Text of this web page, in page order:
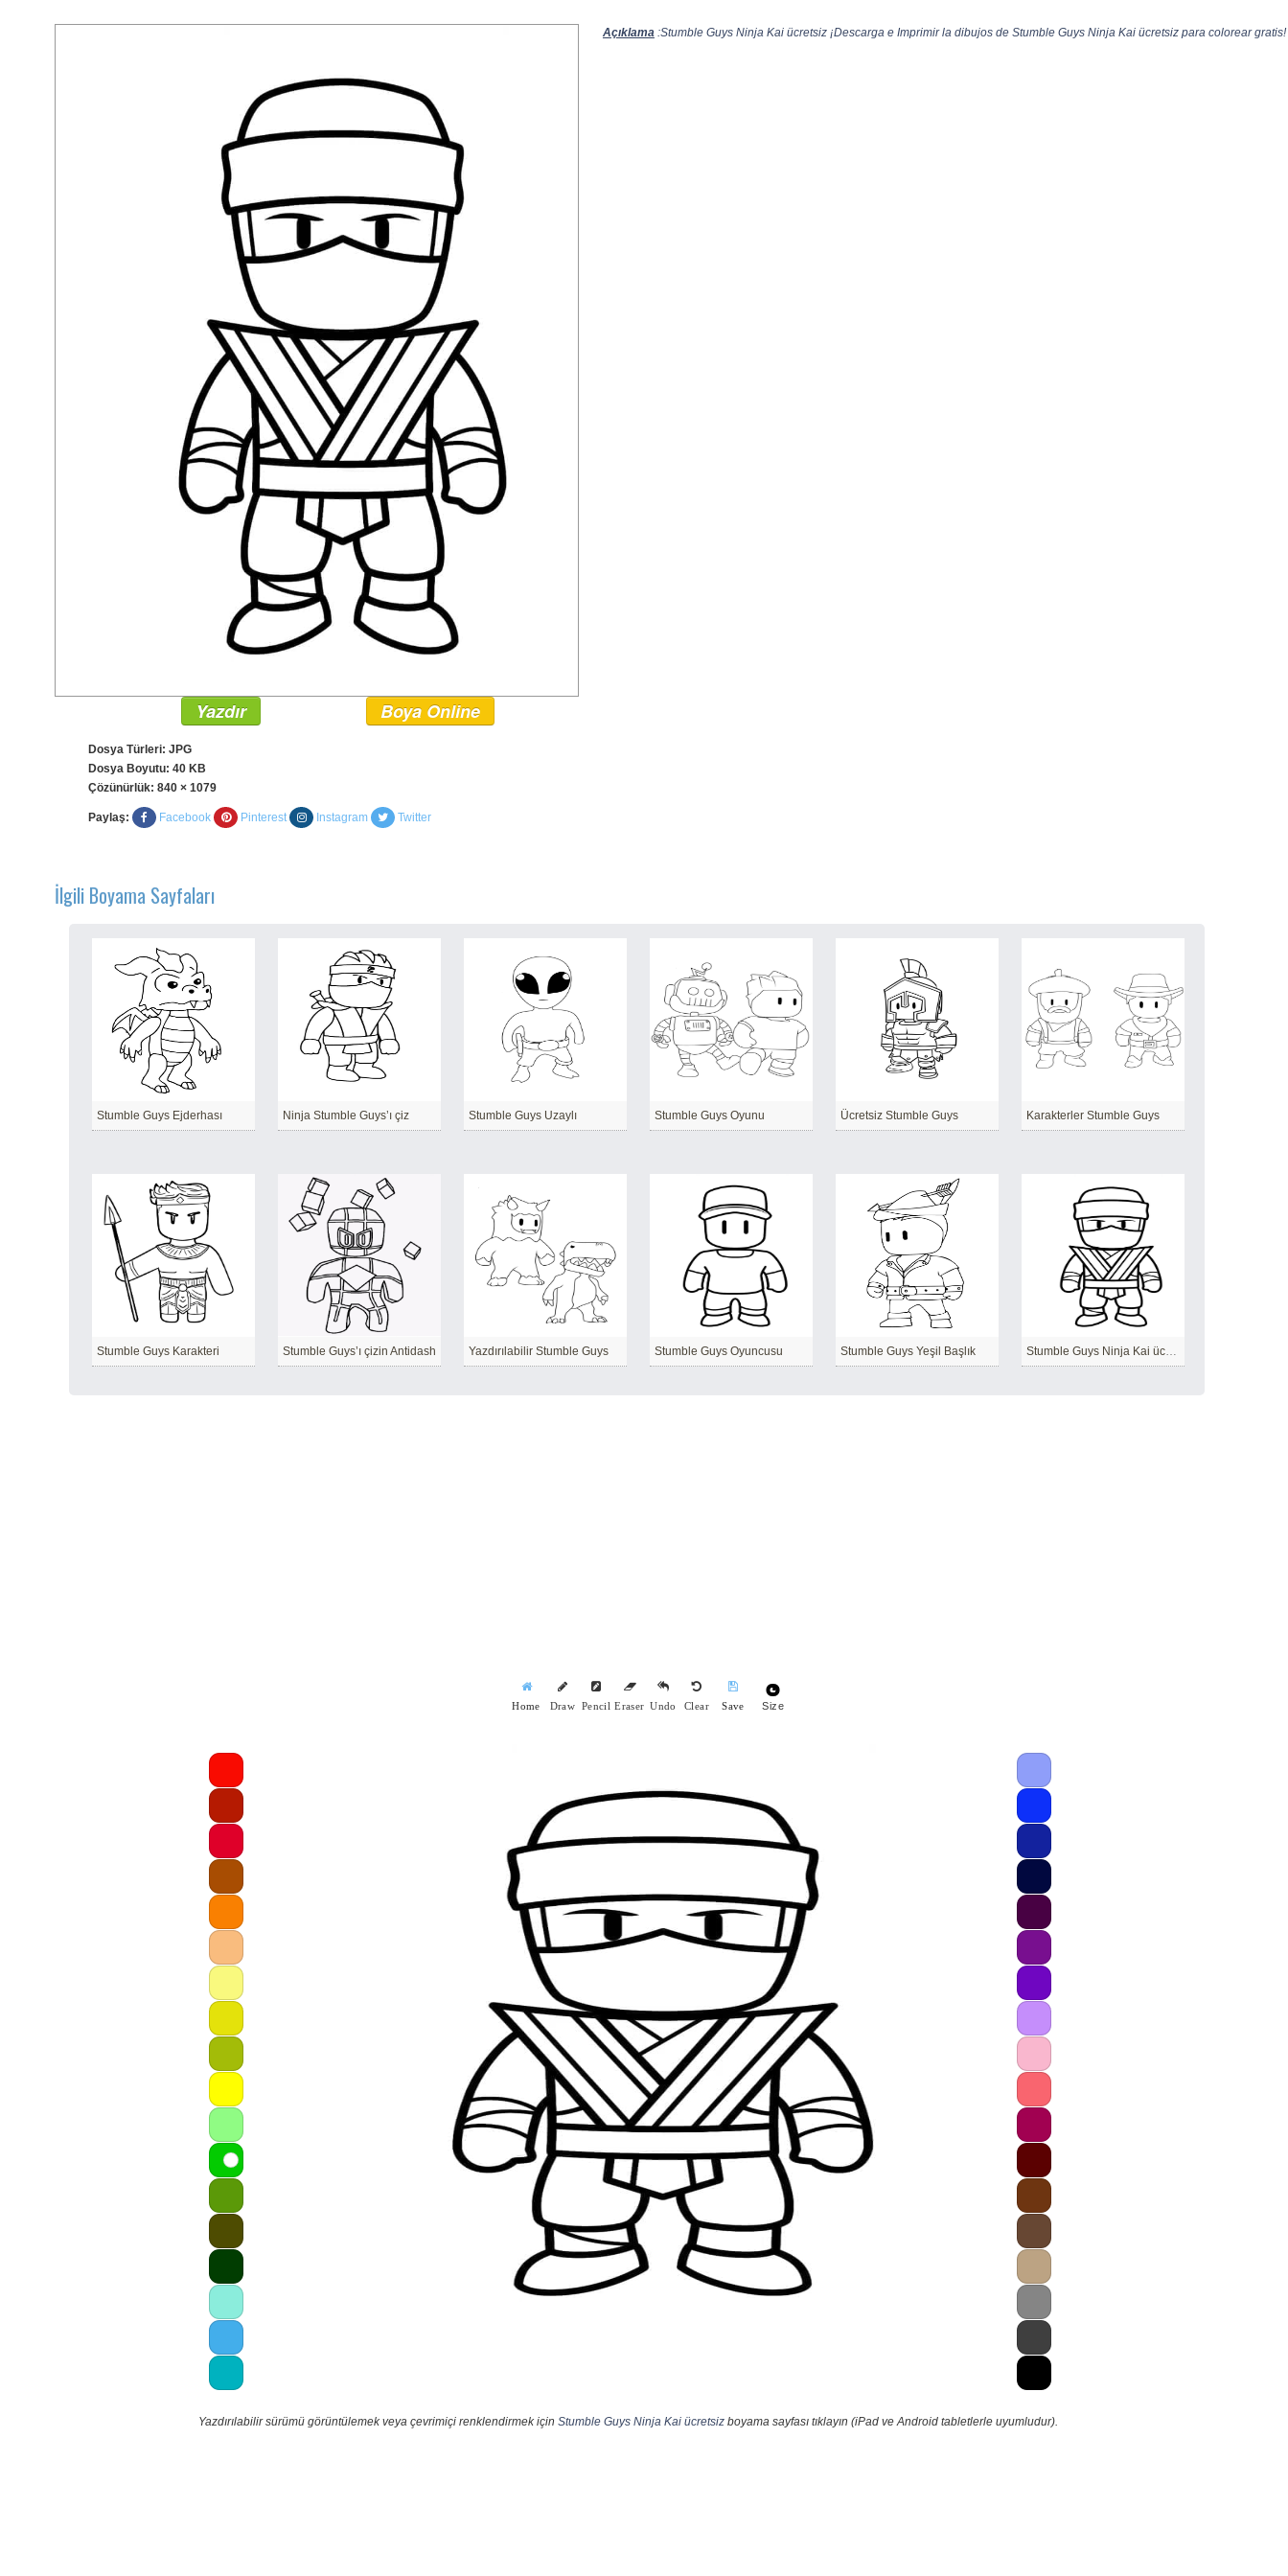
Açıklama:Stumble Guys Ninja Kai ücretsiz ¡Descarga e Imprimir la dibujos de Stumble Guys Ninja Kai ücretsiz para colorear gratis!
Yazdır Boya Online
Dosya Türleri: JPG
Dosya Boyutu: 40 KB
Çözünürlük: 840 × 1079
Paylaş: Facebook Pinterest Instagram Twitter
İlgili Boyama Sayfaları
Stumble Guys Ejderhası Ninja Stumble Guys’ı çiz Stumble Guys Uzaylı Stumble Guys Oyunu Ücretsiz Stumble Guys Karakterler Stumble Guys
Stumble Guys Karakteri Stumble Guys’ı çizin Antidash Yazdırılabilir Stumble Guys Stumble Guys Oyuncusu Stumble Guys Yeşil Başlık Stumble Guys Ninja Kai ücretsiz
Home Draw Pencil Eraser Undo Clear Save Size
Yazdırılabilir sürümü görüntülemek veya çevrimiçi renklendirmek için Stumble Guys Ninja Kai ücretsiz boyama sayfası tıklayın (iPad ve Android tabletlerle uyumludur).